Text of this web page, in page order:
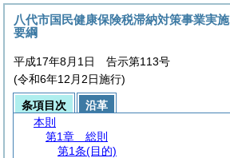
八代市国民健康保険税滞納対策事業実施
要綱
平成17年8月1日 告示第113号
(令和6年12月2日施行)
条項目次
沿革
本則
第1章
総則
第1条(目的)